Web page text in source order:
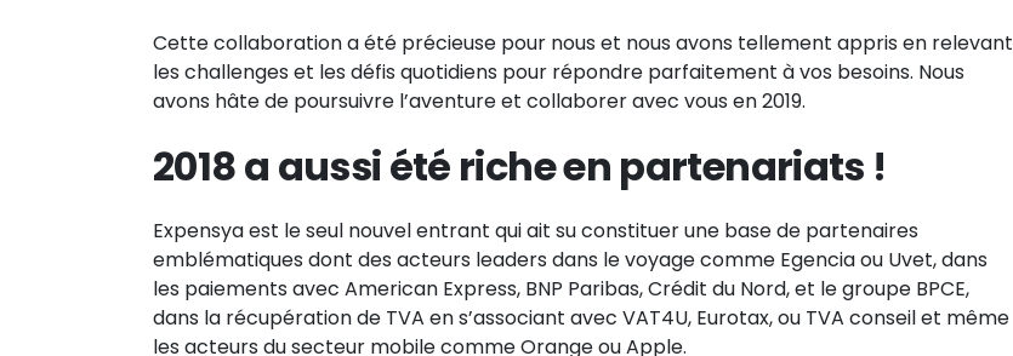
Cette collaboration a été précieuse pour nous et nous avons tellement appris en relevant
les challenges et les défis quotidiens pour répondre parfaitement à vos besoins. Nous
avons hâte de poursuivre l’aventure et collaborer avec vous en 2019.
2018 a aussi été riche en partenariats !
Expensya est le seul nouvel entrant qui ait su constituer une base de partenaires
emblématiques dont des acteurs leaders dans le voyage comme Egencia ou Uvet, dans
les paiements avec American Express, BNP Paribas, Crédit du Nord, et le groupe BPCE,
dans la récupération de TVA en s’associant avec VAT4U, Eurotax, ou TVA conseil et même
les acteurs du secteur mobile comme Orange ou Apple.